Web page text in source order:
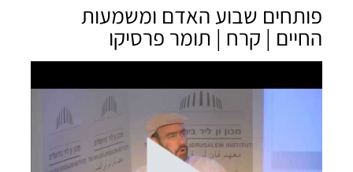
פותחים שבוע האדם ומשמעות
החיים | קרח | תומר פרסיקו